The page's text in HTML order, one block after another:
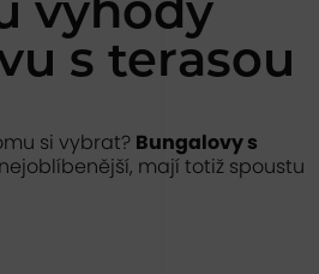
s terasou
si vybrat? Bungalovy s
mají totiž spoustu